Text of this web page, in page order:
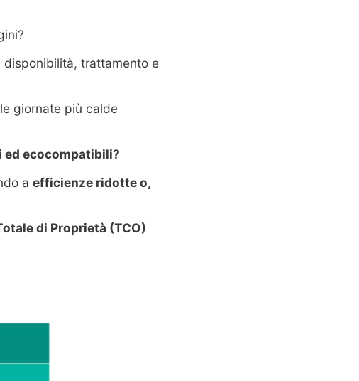
trattamento e
giornate più calde
ecocompatibili?
a efficienze ridotte o,
di Proprietà (TCO)